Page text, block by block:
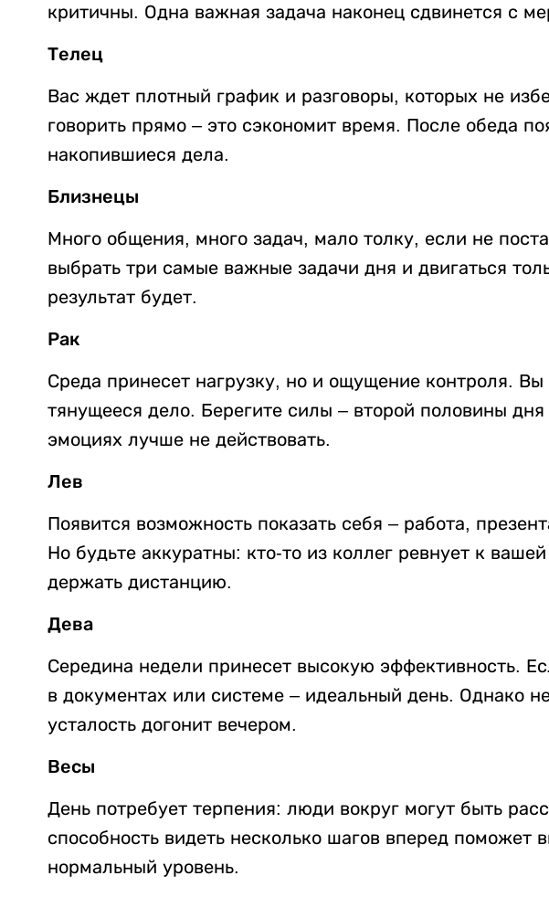
критичны. Одна важная задача наконец сдвинется с
Телец
Вас ждет плотный график и разговоры, которых не
говорить прямо – это сэкономит время. После обеда
накопившиеся дела.
Близнецы
Много общения, много задач, мало толку, если не
выбрать три самые важные задачи дня и двигаться
результат будет.
Рак
Среда принесет нагрузку, но и ощущение контроля.
тянущееся дело. Берегите силы – второй половины дня
эмоциях лучше не действовать.
Лев
Появится возможность показать себя – работа,
Но будьте аккуратны: кто-то из коллег ревнует к
держать дистанцию.
Дева
Середина недели принесет высокую эффективность.
в документах или системе – идеальный день. Однако
усталость догонит вечером.
Весы
День потребует терпения: люди вокруг могут быть
способность видеть несколько шагов вперед поможет
нормальный уровень.